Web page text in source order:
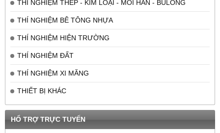
THÍ NGHIỆM THÉP - KIM LOẠI - MỐI HÀN - BULONG
THÍ NGHIỆM BÊ TÔNG NHỰA
THÍ NGHIỆM HIỆN TRƯỜNG
THÍ NGHIỆM ĐẤT
THÍ NGHIỆM XI MĂNG
THIẾT BỊ KHÁC
HỔ TRỢ TRỰC TUYẾN